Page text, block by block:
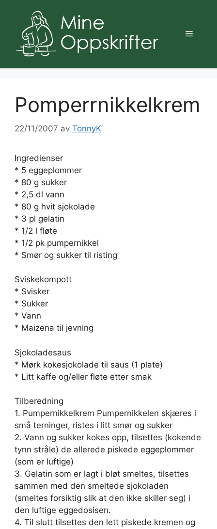
innhold
Meny
Pomperrnikkelkrem
22/11/2007 av TonnyK
Ingredienser
* 5 eggeplommer
* 80 g sukker
* 2,5 dl vann
* 80 g hvit sjokolade
* 3 pl gelatin
* 1/2 l fløte
* 1/2 pk pumpernikkel
* Smør og sukker til risting
Sviskekompott
* Svisker
* Sukker
* Vann
* Maizena til jevning
Sjokoladesaus
* Mørk kokesjokolade til saus (1 plate)
* Litt kaffe og/eller fløte etter smak
Tilberedning
1. Pumpernikkelkrem Pumpernikkelen skjæres i
små terninger, ristes i litt smør og sukker
2. Vann og sukker kokes opp, tilsettes (kokende
tynn stråle) de allerede piskede eggeplommer
(som er luftige)
3. Gelatin som er lagt i bløt smeltes, tilsettes
sammen med den smeltede sjokoladen
(smeltes forsiktig slik at den ikke skiller seg) i
den luftige eggedosisen.
4. Til slutt tilsettes den lett piskede kremen og